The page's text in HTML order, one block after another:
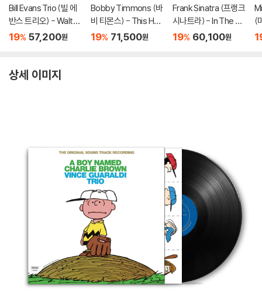
Bill Evans Trio (빌 에
반스 트리오) - Waltz
For Debby [LP]
19% 57,200원
Bobby Timmons (바
비 티몬스) - This Her
e Is Bobby Timmon
19% 71,500원
Frank Sinatra (프랭크
시나트라) - In The W
ee Small Hours [LP]
19% 60,100원
(
상세 이미지